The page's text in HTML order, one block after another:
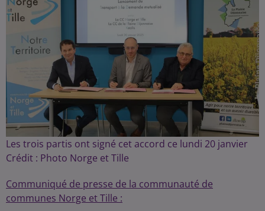
Les trois partis ont signé cet accord ce lundi 20 janvier
Crédit : Photo Norge et Tille
Communiqué de presse de la communauté de
communes Norge et Tille :